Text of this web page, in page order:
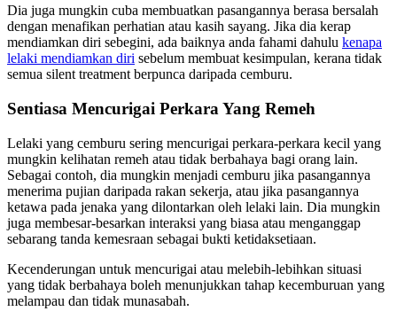
Dia juga mungkin cuba membuatkan pasangannya berasa bersalah
dengan menafikan perhatian atau kasih sayang. Jika dia kerap
mendiamkan diri sebegini, ada baiknya anda fahami dahulu kenapa
lelaki mendiamkan diri sebelum membuat kesimpulan, kerana tidak
semua silent treatment berpunca daripada cemburu.
Sentiasa Mencurigai Perkara Yang Remeh
Lelaki yang cemburu sering mencurigai perkara-perkara kecil yang
mungkin kelihatan remeh atau tidak berbahaya bagi orang lain.
Sebagai contoh, dia mungkin menjadi cemburu jika pasangannya
menerima pujian daripada rakan sekerja, atau jika pasangannya
ketawa pada jenaka yang dilontarkan oleh lelaki lain. Dia mungkin
juga membesar-besarkan interaksi yang biasa atau menganggap
sebarang tanda kemesraan sebagai bukti ketidaksetiaan.
Kecenderungan untuk mencurigai atau melebih-lebihkan situasi
yang tidak berbahaya boleh menunjukkan tahap kecemburuan yang
melampau dan tidak munasabah.